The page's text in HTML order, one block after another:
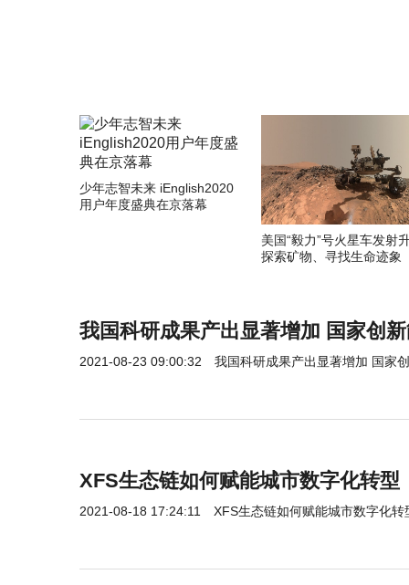
少年志智未来 iEnglish2020
用户年度盛典在京落幕
美国“毅力”号火星车发射
探索矿物、寻找生命迹象
我国科研成果产出显著增加 国家创
2021-08-23 09:00:32 我国科研成果产出显著增加 国家
XFS生态链如何赋能城市数字化转型
2021-08-18 17:24:11 XFS生态链如何赋能城市数字化转